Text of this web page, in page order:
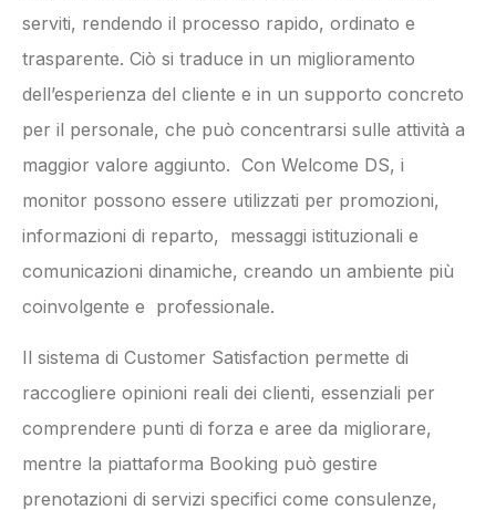
serviti, rendendo il processo rapido, ordinato e
trasparente. Ciò si traduce in un miglioramento
dell’esperienza del cliente e in un supporto concreto
per il personale, che può concentrarsi sulle attività a
maggior valore aggiunto. Con Welcome DS, i
monitor possono essere utilizzati per promozioni,
informazioni di reparto, messaggi istituzionali e
comunicazioni dinamiche, creando un ambiente più
coinvolgente e professionale.
Il sistema di Customer Satisfaction permette di
raccogliere opinioni reali dei clienti, essenziali per
comprendere punti di forza e aree da migliorare,
mentre la piattaforma Booking può gestire
prenotazioni di servizi specifici come consulenze,